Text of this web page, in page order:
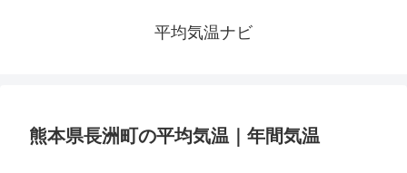
平均気温ナビ
熊本県長洲町の平均気温｜年間気温